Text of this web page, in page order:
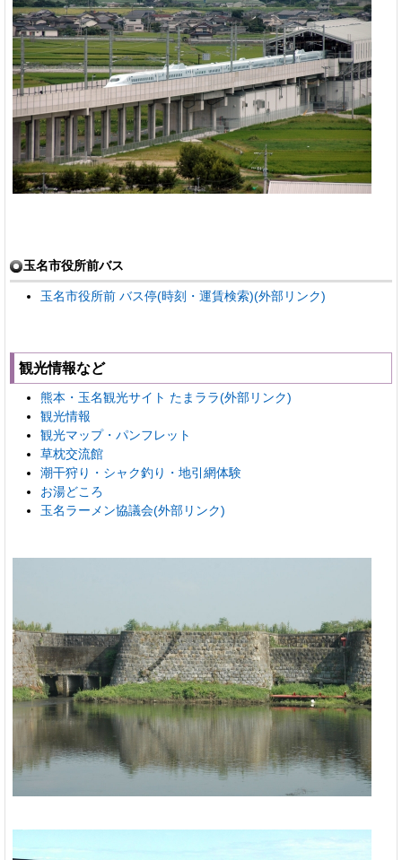
玉名市役所前バス
玉名市役所前 バス停(時刻・運賃検索)(外部リンク)
観光情報など
熊本・玉名観光サイト たまララ(外部リンク)
観光情報
観光マップ・パンフレット
草枕交流館
潮干狩り・シャク釣り・地引網体験
お湯どころ
玉名ラーメン協議会(外部リンク)